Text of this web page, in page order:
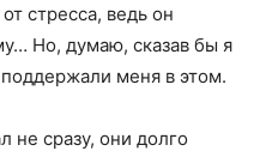
стресса, ведь он
Но, думаю, сказав бы я
меня в этом.
не сразу, они долго